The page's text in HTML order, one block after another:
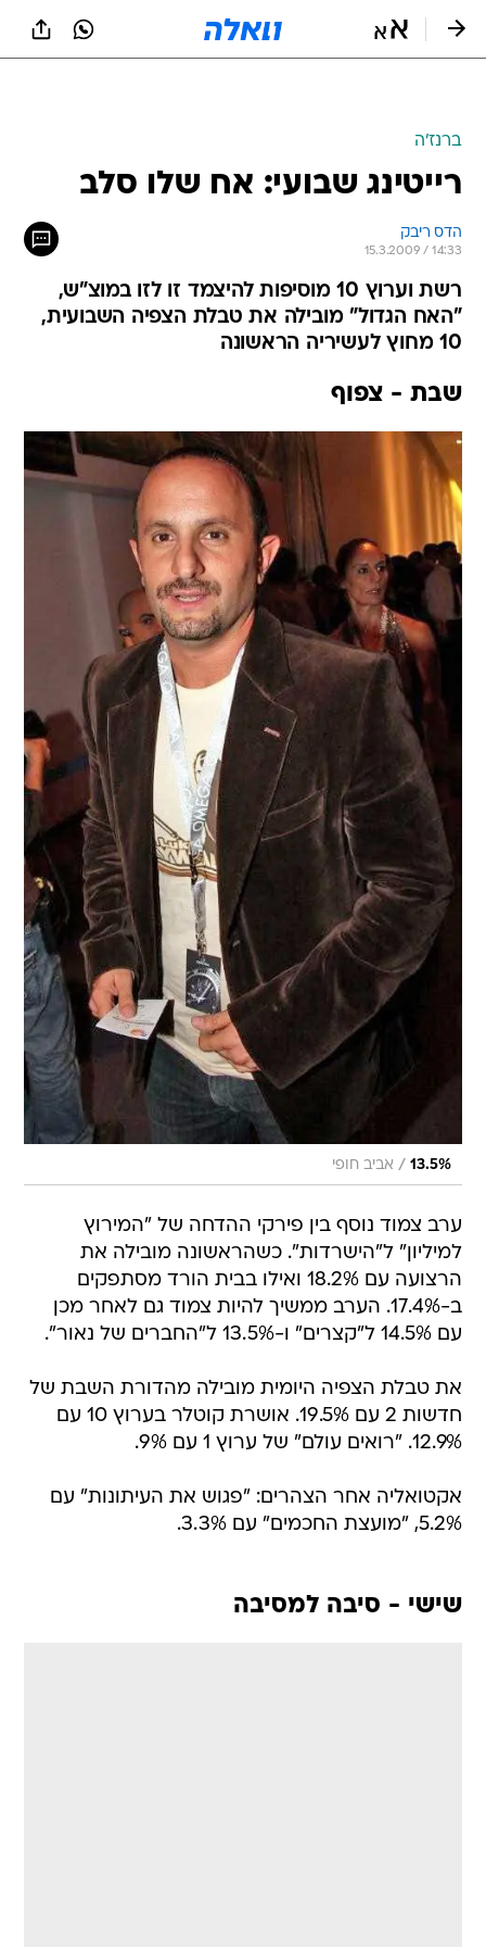
ברנז'ה
רייטינג שבועי: אח שלו סלב
הדס ריבק
15.3.2009 / 14:33
רשת וערוץ 10 מוסיפות להיצמד זו לזו במוצ"ש,
"האח הגדול" מובילה את טבלת הצפיה השבועית,
10 מחוץ לעשיריה הראשונה
שבת - צפוף
13.5%
/ אביב חופי
ערב צמוד נוסף בין פירקי ההדחה של "המירוץ
למיליון" ל"הישרדות". כשהראשונה מובילה את
הרצועה עם 18.2% ואילו בבית הורד מסתפקים
ב-17.4%. הערב ממשיך להיות צמוד גם לאחר מכן
עם 14.5% ל"קצרים" ו-13.5% ל"החברים של נאור".
את טבלת הצפיה היומית מובילה מהדורת השבת של
חדשות 2 עם 19.5%. אושרת קוטלר בערוץ 10 עם
12.9%. "רואים עולם" של ערוץ 1 עם 9%.
אקטואליה אחר הצהרים: "פגוש את העיתונות" עם
5.2%, "מועצת החכמים" עם 3.3%.
שישי - סיבה למסיבה